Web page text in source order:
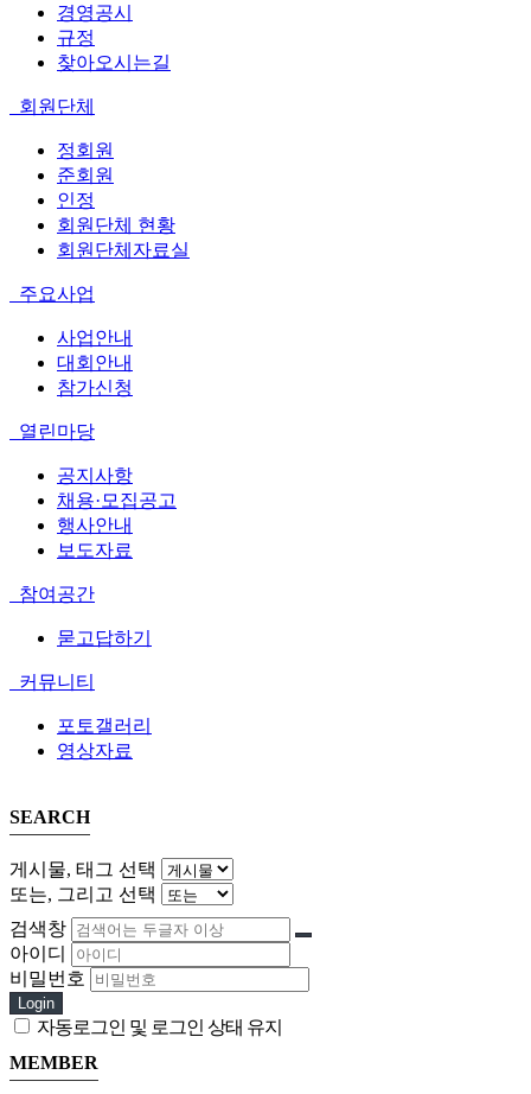
경영공시
규정
찾아오시는길
회원단체
정회원
준회원
인정
회원단체 현황
회원단체자료실
주요사업
사업안내
대회안내
참가신청
열린마당
공지사항
채용·모집공고
행사안내
보도자료
참여공간
묻고답하기
커뮤니티
포토갤러리
영상자료
SEARCH
게시물, 태그 선택
또는, 그리고 선택
검색창
아이디
비밀번호
Login
자동로그인 및 로그인 상태 유지
MEMBER